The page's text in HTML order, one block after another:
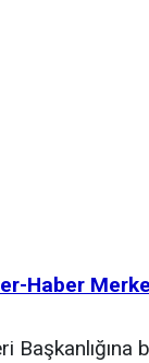
Haber
Başkanlığına